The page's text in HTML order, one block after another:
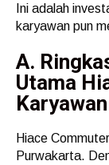
Ini adalah
karyawan pun
A.
Utama
Karyawan
Hiace
Purwakarta.